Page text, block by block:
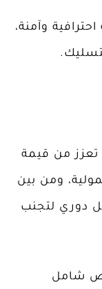
وآمنة،
من قيمة
ومن بين
دوري لتجنب
شامل